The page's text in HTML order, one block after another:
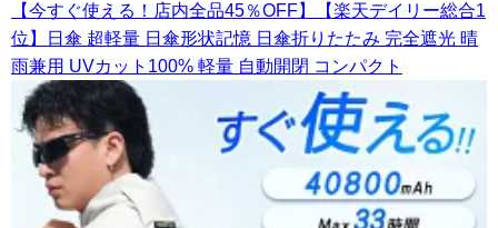
【今すぐ使える！店内全品45％OFF】【楽天デイリー総合1
位】日傘 超軽量 日傘形状記憶 日傘折りたたみ 完全遮光 晴
雨兼用 UVカット100% 軽量 自動開閉 コンパクト